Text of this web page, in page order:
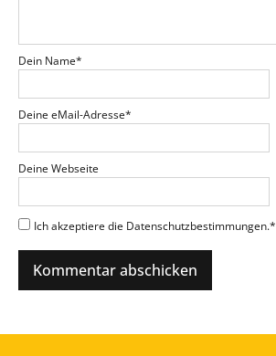
Dein Name*
Deine eMail-Adresse*
Deine Webseite
Ich akzeptiere die Datenschutzbestimmungen.*